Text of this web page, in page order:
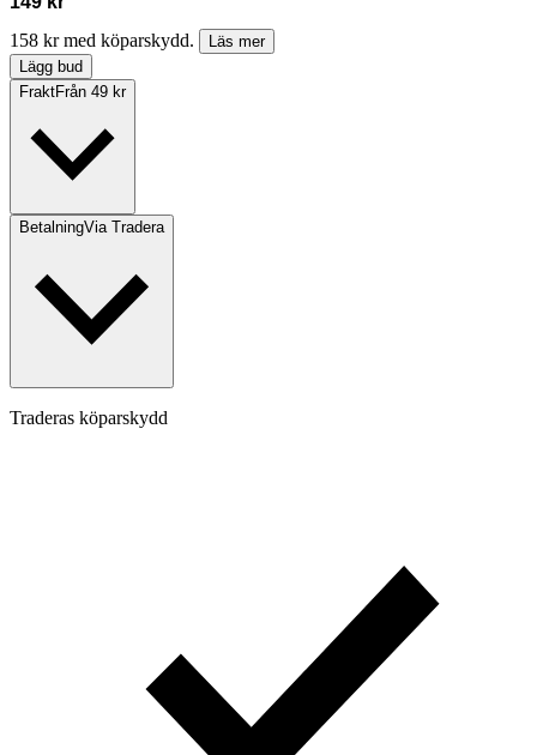
158 kr med köparskydd.
Läs mer
Lägg bud
FraktFrån 49 kr
BetalningVia Tradera
Traderas köparskydd